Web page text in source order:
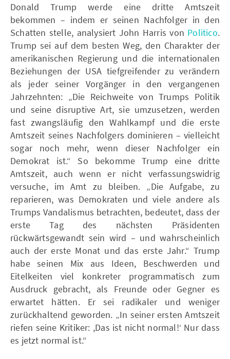
Donald Trump werde eine dritte Amtszeit
bekommen – indem er seinen Nachfolger in den
Schatten stelle, analysiert John Harris von Politico.
Trump sei auf dem besten Weg, den Charakter der
amerikanischen Regierung und die internationalen
Beziehungen der USA tiefgreifender zu verändern
als jeder seiner Vorgänger in den vergangenen
Jahrzehnten: „Die Reichweite von Trumps Politik
und seine disruptive Art, sie umzusetzen, werden
fast zwangsläufig den Wahlkampf und die erste
Amtszeit seines Nachfolgers dominieren – vielleicht
sogar noch mehr, wenn dieser Nachfolger ein
Demokrat ist.“ So bekomme Trump eine dritte
Amtszeit, auch wenn er nicht verfassungswidrig
versuche, im Amt zu bleiben. „Die Aufgabe, zu
reparieren, was Demokraten und viele andere als
Trumps Vandalismus betrachten, bedeutet, dass der
erste Tag des nächsten Präsidenten
rückwärtsgewandt sein wird – und wahrscheinlich
auch der erste Monat und das erste Jahr.“ Trump
habe seinen Mix aus Ideen, Beschwerden und
Eitelkeiten viel konkreter programmatisch zum
Ausdruck gebracht, als Freunde oder Gegner es
erwartet hätten. Er sei radikaler und weniger
zurückhaltend geworden. „In seiner ersten Amtszeit
riefen seine Kritiker: ,Das ist nicht normal!‘ Nur dass
es jetzt normal ist.“